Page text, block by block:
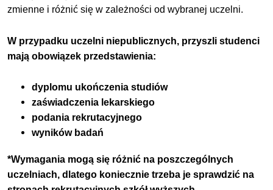
zmienne i różnić się w zależności od wybranej uczelni.
W przypadku uczelni niepublicznych, przyszli studenci
mają obowiązek przedstawienia:
dyplomu ukończenia studiów
zaświadczenia lekarskiego
podania rekrutacyjnego
wyników badań
*Wymagania mogą się różnić na poszczególnych
uczelniach, dlatego koniecznie trzeba je sprawdzić na